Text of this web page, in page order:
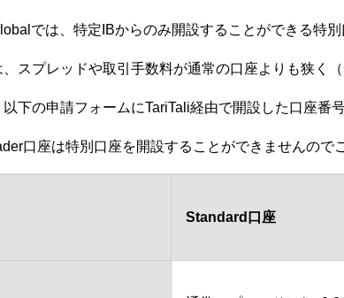
では、特定IBからのみ開設することができる特
スプレッドや取引手数料が通常の口座よりも狭く
下の申請フォームにTariTali経由で開設した口座番
口座は特別口座を開設することができませんので
Standard口座